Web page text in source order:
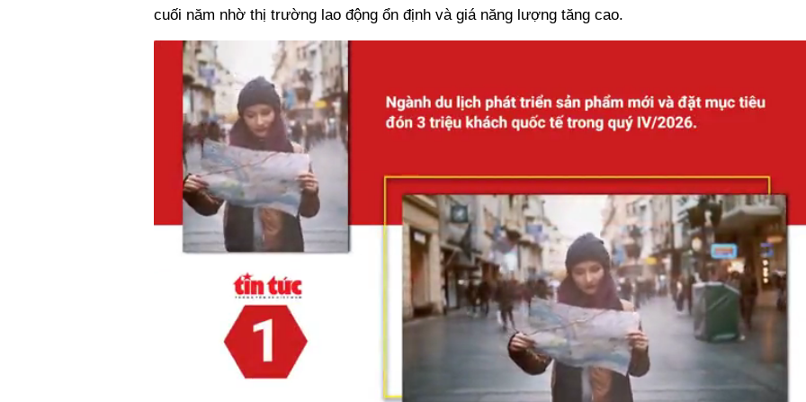
cuối năm nhờ thị trường lao động ổn định và giá năng lượng tăng cao.